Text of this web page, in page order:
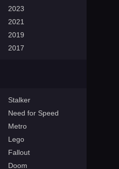
2023
2021
2019
2017
Stalker
Need for Speed
Metro
Lego
Fallout
Doom